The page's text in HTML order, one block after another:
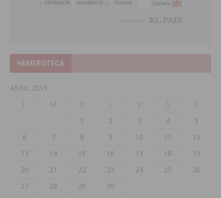
HEMEROTECA
ABRIL 2015
L
M X J V S
D
1
2 3 4
5
6
7 8 9 10 11
12
13
14 15 16 17 18
19
20
21 22 23 24 25
26
27
28 29 30